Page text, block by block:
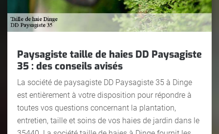
Paysagiste taille de haies DD Paysagiste
35 : des conseils avisés
La société de paysagiste DD Paysagiste 35 à Dinge
est entièrement à votre disposition pour répondre à
toutes vos questions concernant la plantation,
entretien, taille et soins de vos haies de jardin dans le